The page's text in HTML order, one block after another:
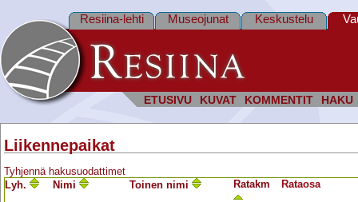
ETUSIVU KUVAT KOMMENTIT HAKU
Resiina-lehti Museojunat Keskustelu
Liikennepaikat
Tyhjennä hakusuodattimet
Lyh.
Nimi Toinen nimi Ratakm Rata­osa